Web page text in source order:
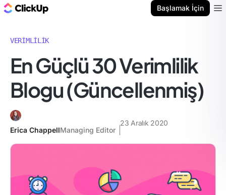
Başlamak İçin
VERIMLILIK
En Güçlü 30 Verimlilik
Blogu (Güncellenmiş)
Erica ChappellManaging Editor
23 Aralık 2020